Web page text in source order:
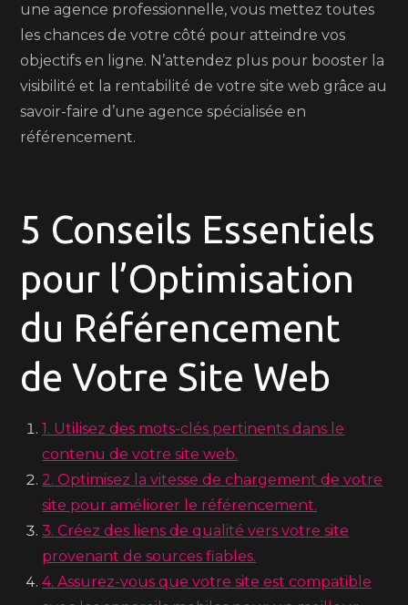
une agence professionnelle, vous mettez toutes
les chances de votre côté pour atteindre vos
objectifs en ligne. N’attendez plus pour booster la
visibilité et la rentabilité de votre site web grâce au
savoir-faire d’une agence spécialisée en
référencement.
5 Conseils Essentiels
pour l’Optimisation
du Référencement
de Votre Site Web
1. Utilisez des mots-clés pertinents dans le
contenu de votre site web.
2. Optimisez la vitesse de chargement de votre
site pour améliorer le référencement.
3. Créez des liens de qualité vers votre site
provenant de sources fiables.
4. Assurez-vous que votre site est compatible